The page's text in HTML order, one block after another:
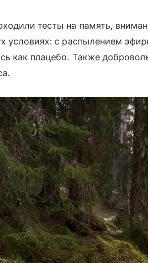
тесты на память,
условиях: с распылением
как плацебо. Также